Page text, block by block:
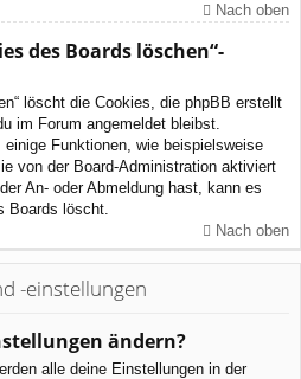
Nach oben
des Boards löschen“-
löscht die Cookies, die phpBB erstellt
im Forum angemeldet bleibst.
Funktionen, wie beispielsweise
von der Board-Administration aktiviert
An- oder Abmeldung hast, kann es
Boards löscht.
Nach oben
-einstellungen
ändern?
alle deine Einstellungen in der